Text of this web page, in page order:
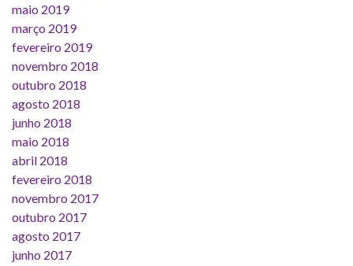
maio 2019
março 2019
fevereiro 2019
novembro 2018
outubro 2018
agosto 2018
junho 2018
maio 2018
abril 2018
fevereiro 2018
novembro 2017
outubro 2017
agosto 2017
junho 2017